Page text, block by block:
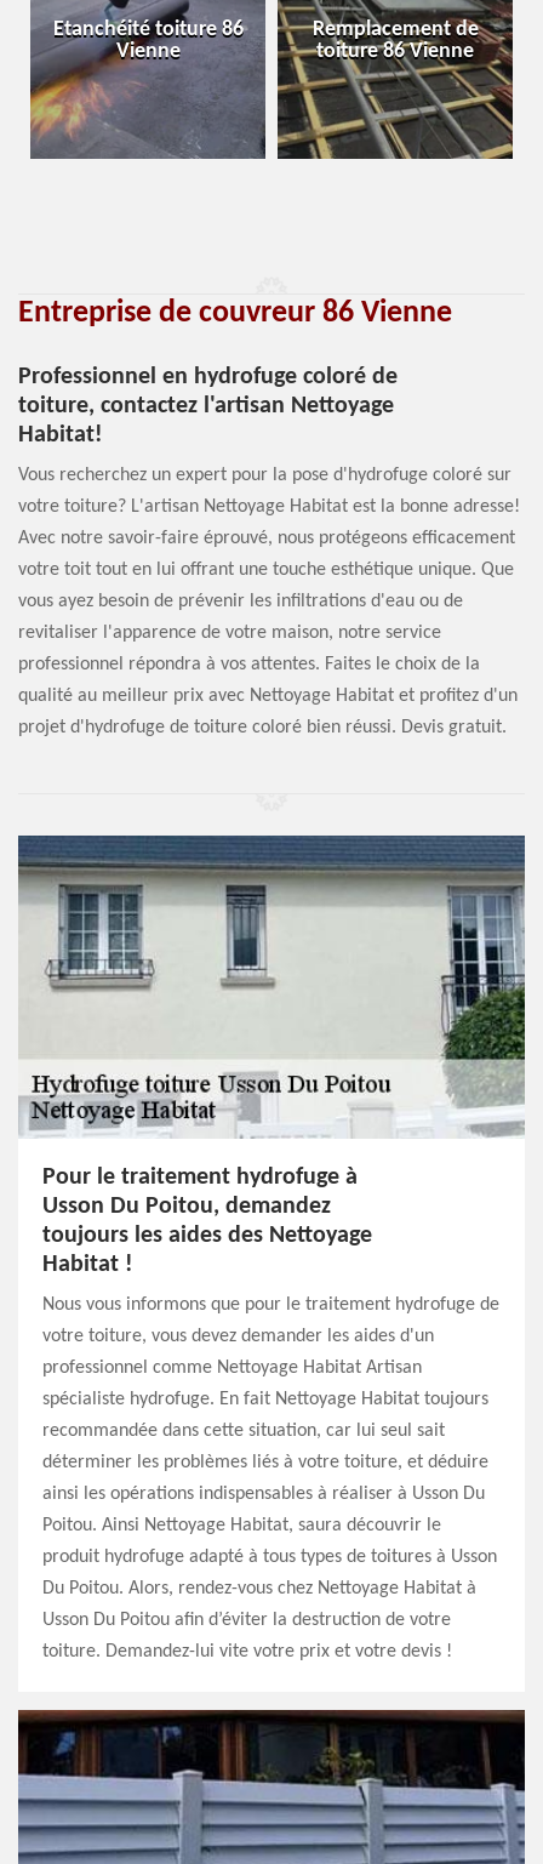
Etanchéité toiture 86
Vienne
Remplacement de
toiture 86 Vienne
Entreprise de couvreur 86 Vienne
Professionnel en hydrofuge coloré de
toiture, contactez l'artisan Nettoyage
Habitat!
Vous recherchez un expert pour la pose d'hydrofuge coloré sur
votre toiture? L'artisan Nettoyage Habitat est la bonne adresse!
Avec notre savoir-faire éprouvé, nous protégeons efficacement
votre toit tout en lui offrant une touche esthétique unique. Que
vous ayez besoin de prévenir les infiltrations d'eau ou de
revitaliser l'apparence de votre maison, notre service
professionnel répondra à vos attentes. Faites le choix de la
qualité au meilleur prix avec Nettoyage Habitat et profitez d'un
projet d'hydrofuge de toiture coloré bien réussi. Devis gratuit.
Pour le traitement hydrofuge à
Usson Du Poitou, demandez
toujours les aides des Nettoyage
Habitat !
Nous vous informons que pour le traitement hydrofuge de
votre toiture, vous devez demander les aides d'un
professionnel comme Nettoyage Habitat Artisan
spécialiste hydrofuge. En fait Nettoyage Habitat toujours
recommandée dans cette situation, car lui seul sait
déterminer les problèmes liés à votre toiture, et déduire
ainsi les opérations indispensables à réaliser à Usson Du
Poitou. Ainsi Nettoyage Habitat, saura découvrir le
produit hydrofuge adapté à tous types de toitures à Usson
Du Poitou. Alors, rendez-vous chez Nettoyage Habitat à
Usson Du Poitou afin d’éviter la destruction de votre
toiture. Demandez-lui vite votre prix et votre devis !